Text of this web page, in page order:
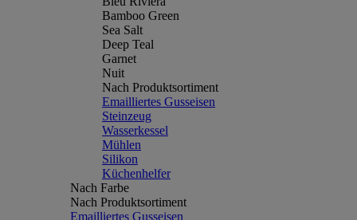
Bamboo Green
Sea Salt
Deep Teal
Garnet
Nuit
Nach Produktsortiment
Emailliertes Gusseisen
Steinzeug
Wasserkessel
Mühlen
Silikon
Küchenhelfer
Nach Farbe
Nach Produktsortiment
Emailliertes Gusseisen